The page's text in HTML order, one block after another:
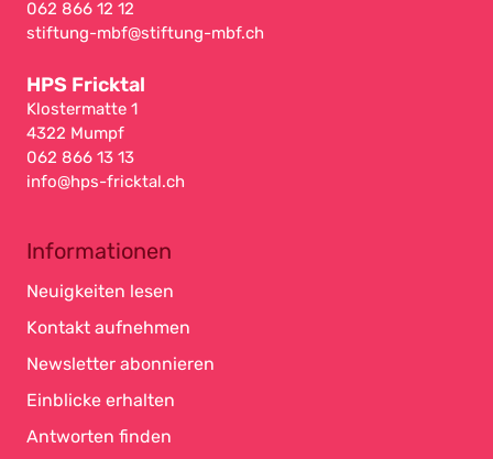
062 866 12 12
stiftung-mbf@stiftung-mbf.ch
HPS Fricktal
Klostermatte 1
4322 Mumpf
062 866 13 13
info@hps-fricktal.ch
Informationen
Neuigkeiten lesen
Kontakt aufnehmen
Newsletter abonnieren
Einblicke erhalten
Antworten finden